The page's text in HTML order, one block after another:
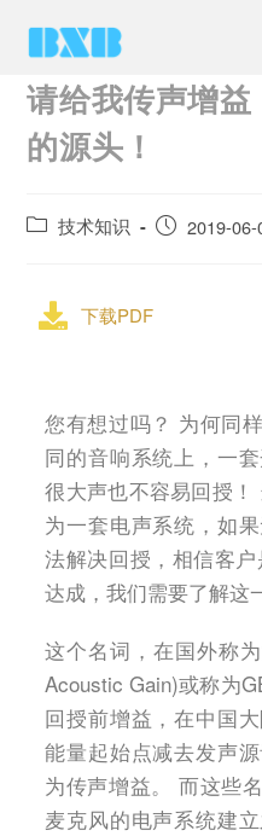
请给我传声增
的源头！
技术知识 2019-06-
下载PDF
您有想过吗？ 为何同
同的音响系统上，一
很大声也不容易回授
为一套电声系统，如
法解决回授，相信客
达成，我们需要了解这
这个名词，在国外称
Acoustic Gain)或称为
回授前增益，在中国
能量起始点减去发声
为传声增益。 而这些
麦克风的电声系统建